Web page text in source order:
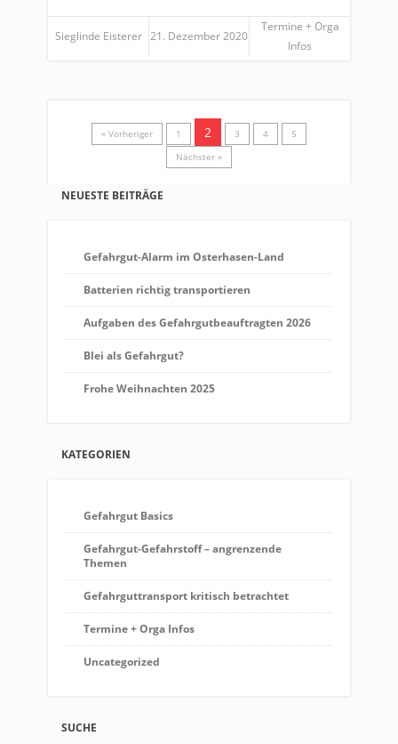
Sieglinde Eisterer 21. Dezember 2020
Termine + Orga
Infos
« Vorheriger 1 2 3 4
5
Nächster »
NEUESTE BEITRÄGE
Gefahrgut-Alarm im Osterhasen-Land
Batterien richtig transportieren
Aufgaben des Gefahrgutbeauftragten 2026
Blei als Gefahrgut?
Frohe Weihnachten 2025
KATEGORIEN
Gefahrgut Basics
Gefahrgut-Gefahrstoff – angrenzende
Themen
Gefahrguttransport kritisch betrachtet
Termine + Orga Infos
Uncategorized
SUCHE